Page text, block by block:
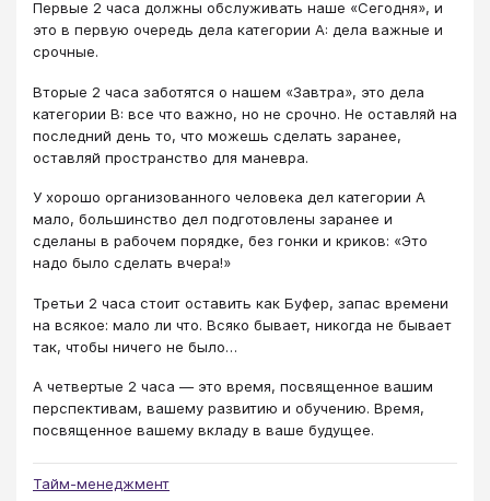
Первые 2 часа должны обслуживать наше «Сегодня», и
это в первую очередь дела категории А: дела важные и
срочные.
Вторые 2 часа заботятся о нашем «Завтра», это дела
категории B: все что важно, но не срочно. Не оставляй на
последний день то, что можешь сделать заранее,
оставляй пространство для маневра.
У хорошо организованного человека дел категории А
мало, большинство дел подготовлены заранее и
сделаны в рабочем порядке, без гонки и криков: «Это
надо было сделать вчера!»
Третьи 2 часа стоит оставить как Буфер, запас времени
на всякое: мало ли что. Всяко бывает, никогда не бывает
так, чтобы ничего не было…
А четвертые 2 часа — это время, посвященное вашим
перспективам, вашему развитию и обучению. Время,
посвященное вашему вкладу в ваше будущее.
Тайм-менеджмент